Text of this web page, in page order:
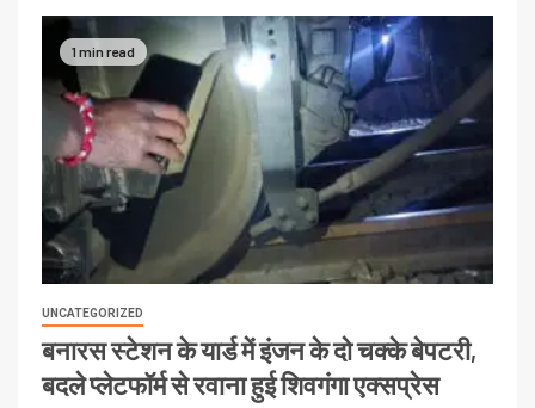
1 min read
UNCATEGORIZED
बनारस स्टेशन के यार्ड में इंजन के दो चक्के बेपटरी,
बदले प्लेटफॉर्म से रवाना हुई शिवगंगा एक्सप्रेस